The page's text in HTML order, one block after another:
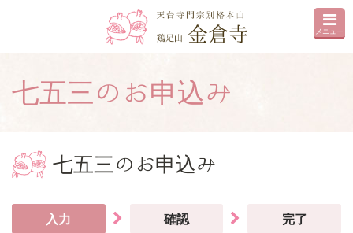
メニュー
七五三のお申込み
七五三のお申込み
入力 確認 完了